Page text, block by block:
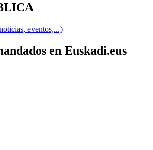
eventos,...)
en Euskadi.eus